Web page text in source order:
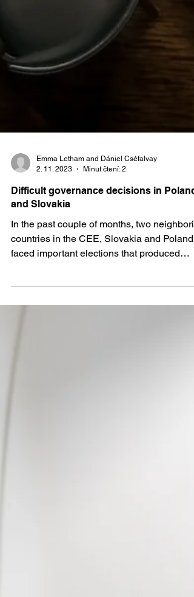
2. 11. 2023
Minut čtení: 2
Difficult governance decisions in Poland
and Slovakia
In the past couple of months, two
countries in the CEE, Slovakia and Poland
starkly...